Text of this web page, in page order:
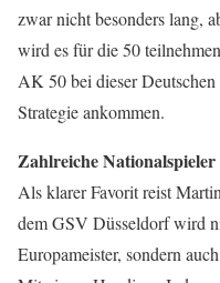
zwar nicht besonders lang,
wird es für die 50
AK 50 bei dieser
Strategie ankommen.
Zahlreiche
Als klarer Favorit reist
dem GSV Düsseldorf wird
Europameister, sondern